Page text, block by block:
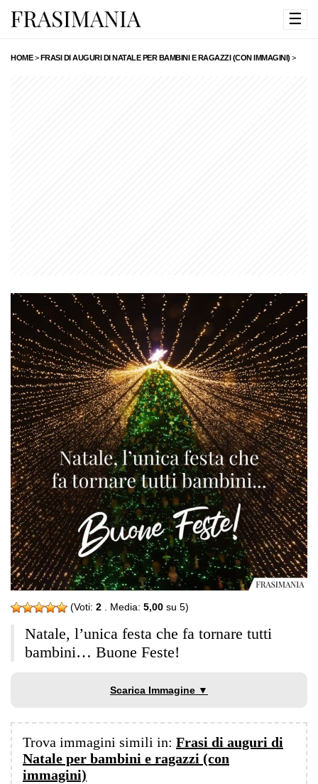
☰
HOME>FRASI DI AUGURI DI NATALE PER BAMBINI E RAGAZZI (CON IMMAGINI) >
(Voti: 2 . Media: 5,00 su 5)
Natale, l’unica festa che fa tornare tutti
bambini… Buone Feste!
Scarica Immagine ▼
Trova immagini simili in: Frasi di auguri di
Natale per bambini e ragazzi (con
immagini)